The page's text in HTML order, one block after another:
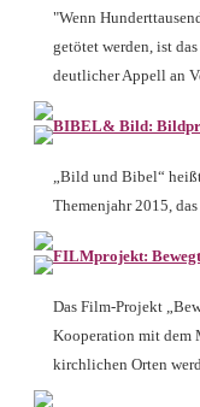
"Wenn
getötet werden, ist
deutlicher Appell an
BIBEL& Bild:
„Bild und Bibel“
Themenjahr 2015,
FILMprojekt:
Das Film-Projekt
Kooperation mit dem
kirchlichen Orten